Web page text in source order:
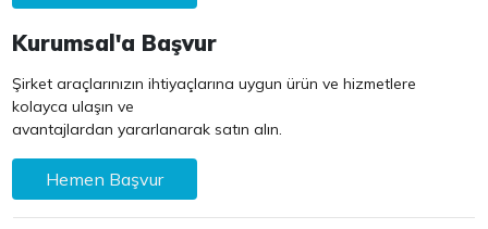
Kurumsal'a Başvur
Şirket araçlarınızın ihtiyaçlarına uygun ürün ve hizmetlere
kolayca ulaşın ve
avantajlardan yararlanarak satın alın.
Hemen Başvur